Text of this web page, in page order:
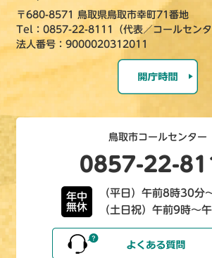
〒680-8571 鳥取県鳥取市幸町71番地
Tel：0857-22-8111（代表／コールセンタ
法人番号：9000020312011
鳥取市コールセンター
0857-22-
年中
無休
（平日）午前8時30分
（土日祝）午前9時～